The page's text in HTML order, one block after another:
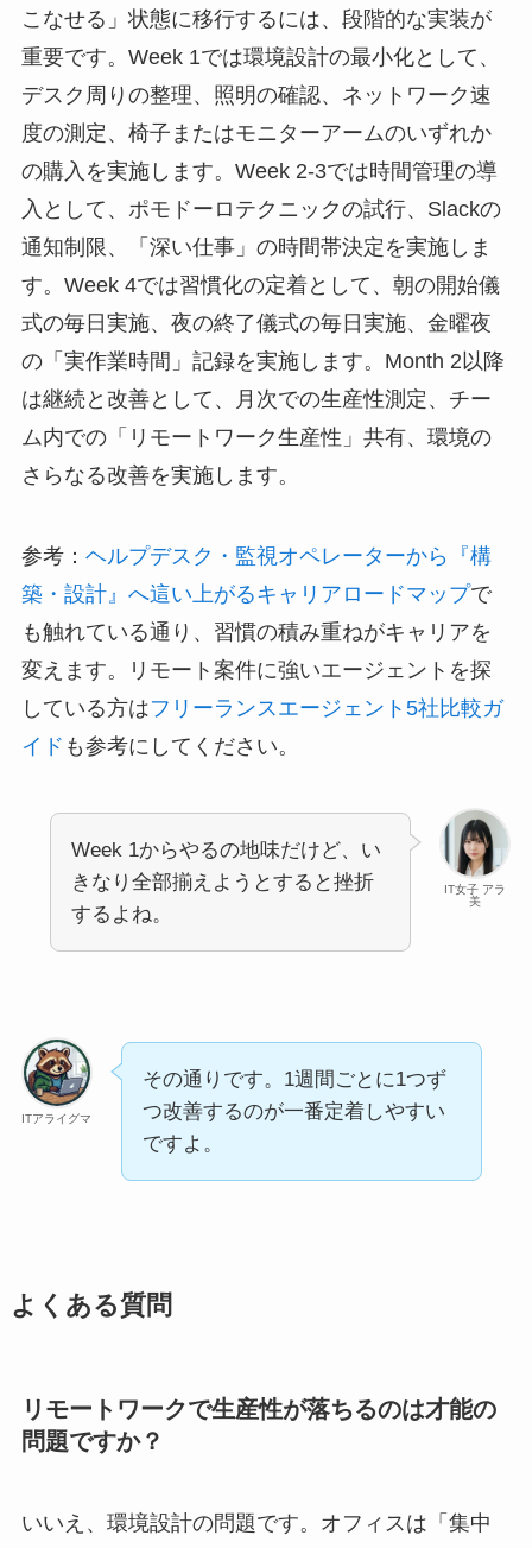
こなせる」状態に移行するには、段階的な実装が
重要です。Week 1では環境設計の最小化として、
デスク周りの整理、照明の確認、ネットワーク速
度の測定、椅子またはモニターアームのいずれか
の購入を実施します。Week 2-3では時間管理の導
入として、ポモドーロテクニックの試行、Slackの
通知制限、「深い仕事」の時間帯決定を実施しま
す。Week 4では習慣化の定着として、朝の開始儀
式の毎日実施、夜の終了儀式の毎日実施、金曜夜
の「実作業時間」記録を実施します。Month 2以降
は継続と改善として、月次での生産性測定、チー
ム内での「リモートワーク生産性」共有、環境の
さらなる改善を実施します。
参考： ヘルプデスク・監視オペレーターから『構
築・設計』へ這い上がるキャリアロードマップで
も触れている通り、習慣の積み重ねがキャリアを
変えます。リモート案件に強いエージェントを探
している方はフリーランスエージェント5社比較ガ
イド も参考にしてください。
IT女子 アラ
美
Week 1からやるの地味だけど、い
きなり全部揃えようとすると挫折
するよね。
ITアライグマ
その通りです。1週間ごとに1つず
つ改善するのが一番定着しやすい
ですよ。
よくある質問
リモートワークで生産性が落ちるのは才能の
問題ですか？
いいえ、環境設計の問題です。オフィスは「集中